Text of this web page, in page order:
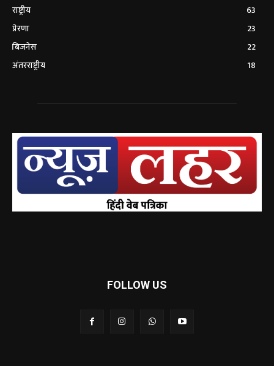
राष्ट्रीय
63
प्रेरणा
23
बिजनेस
22
अंतरराष्ट्रीय
18
FOLLOW US